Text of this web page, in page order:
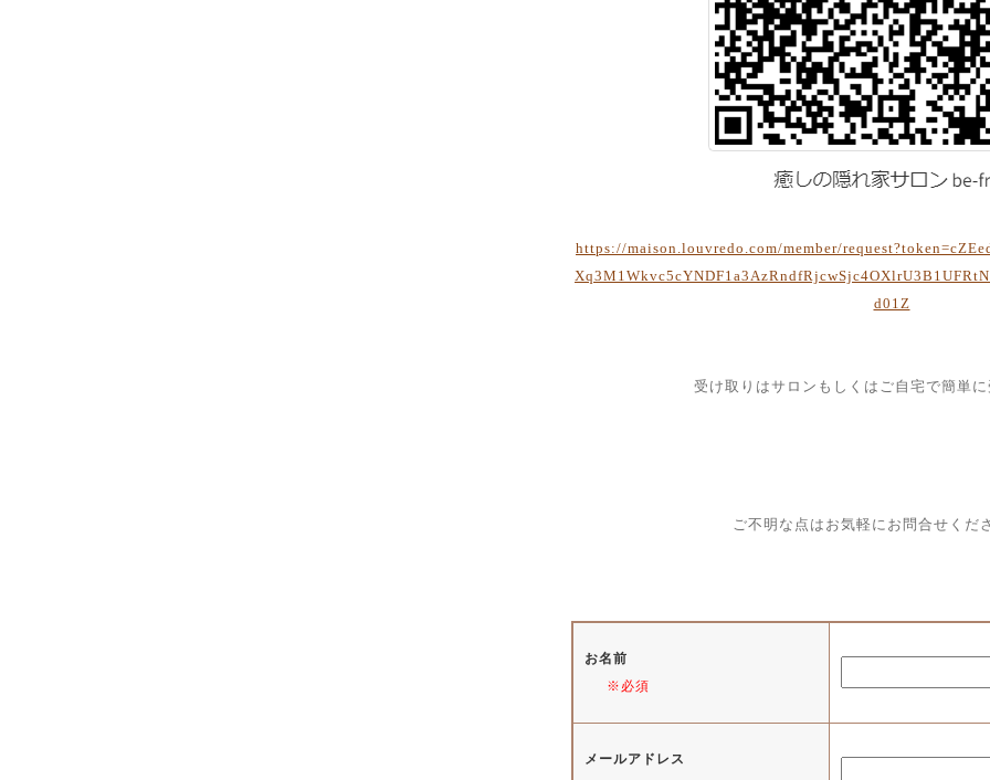
https://maison.louvredo.com/member/
d01Z
受け取りはサロンもしくはご自宅で簡単
ご不明な点はお気軽にお問合せくだ
お名前
※必須
メールアドレス